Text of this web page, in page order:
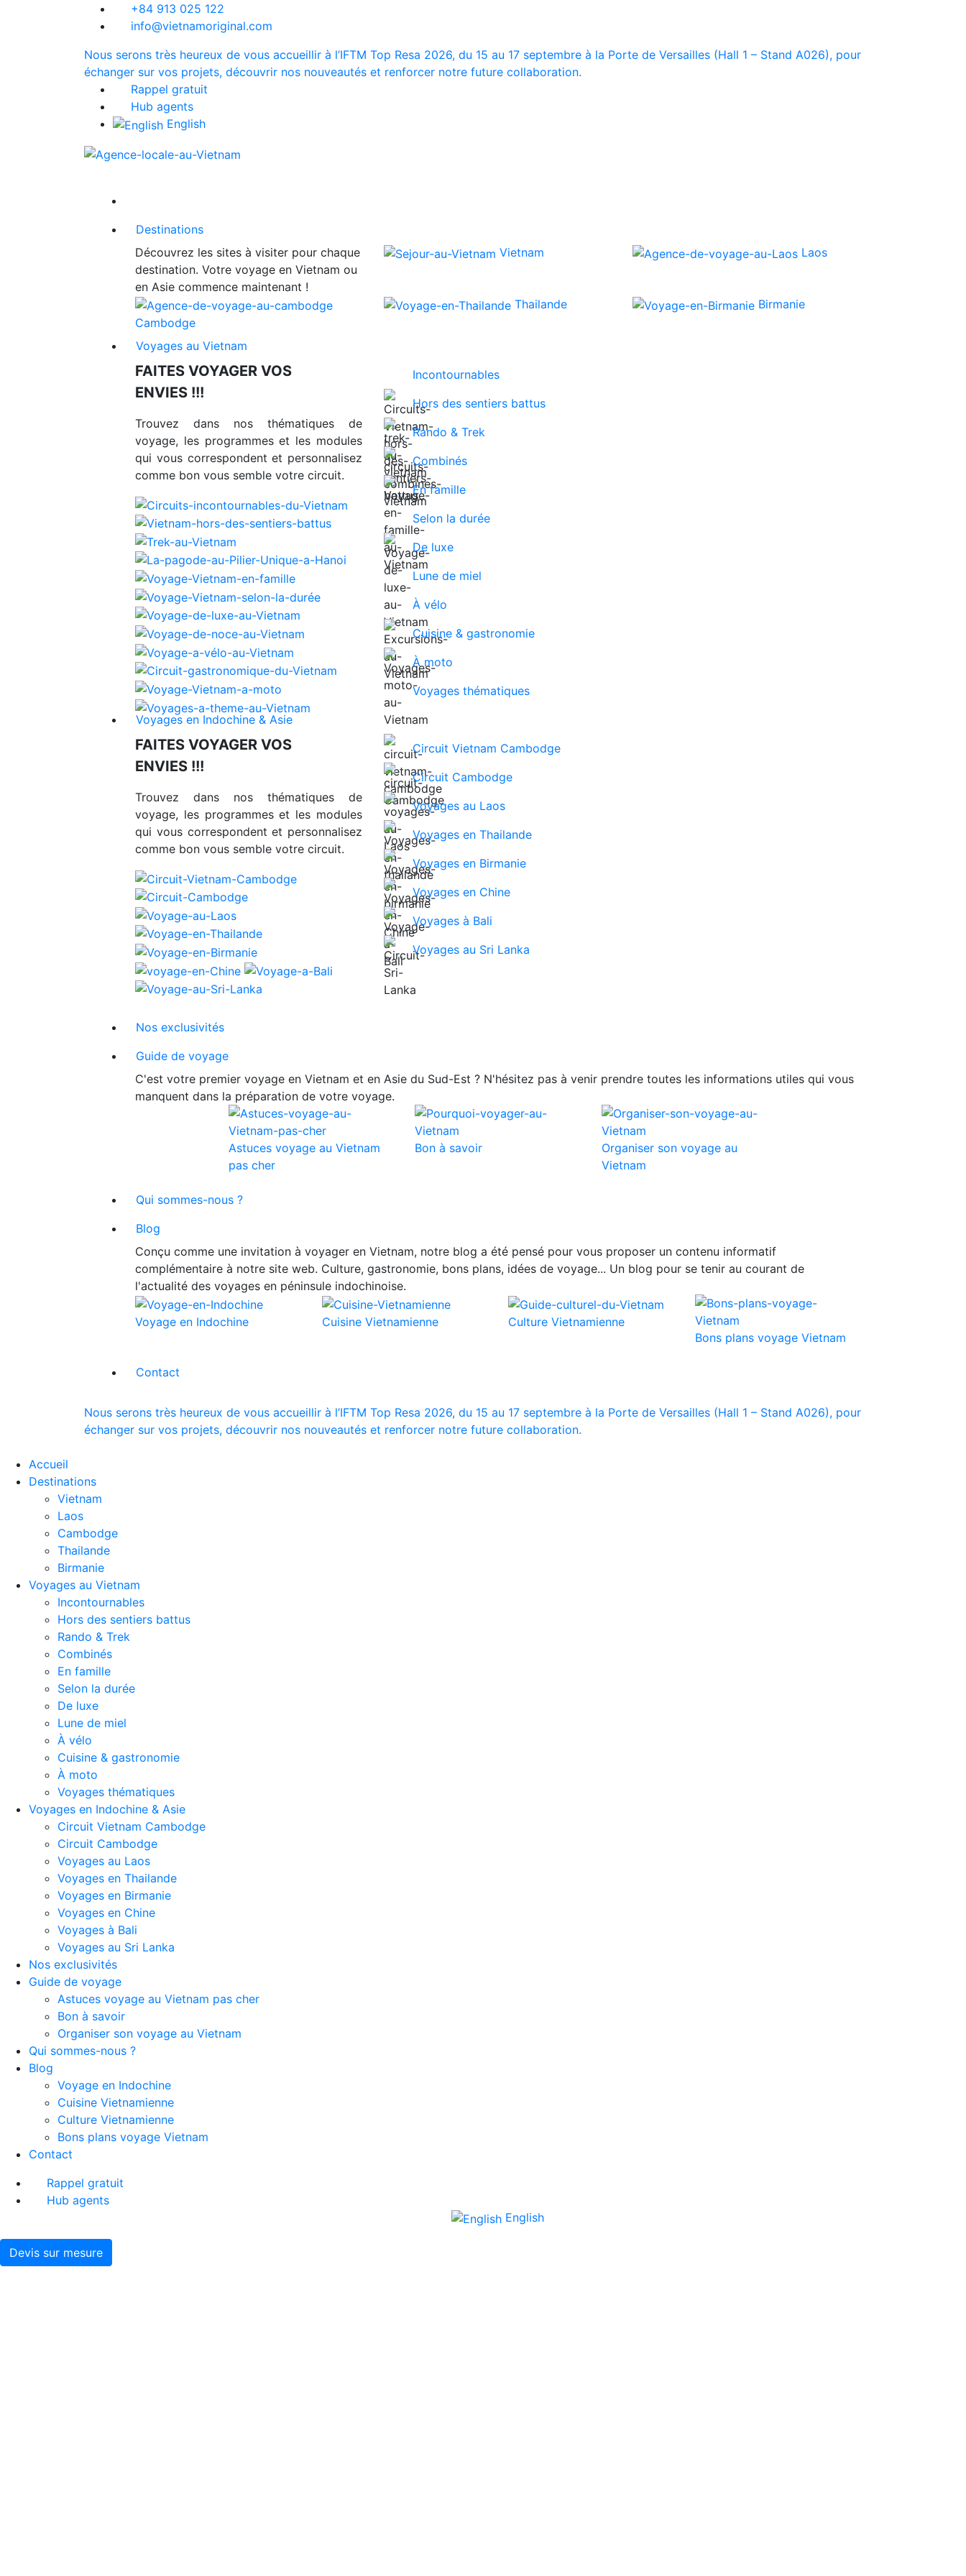
+84 913 025 122
info@vietnamoriginal.com
Nous serons très heureux de vous accueillir à l’IFTM Top Resa 2026, du 15 au 17 septembre à la Porte de Versailles (Hall 1 – Stand A026), pour
échanger sur vos projets, découvrir nos nouveautés et renforcer notre future collaboration.
Rappel gratuit
Hub agents
English
Destinations
Découvrez les sites à visiter pour chaque
destination. Votre voyage en Vietnam ou
en Asie commence maintenant !
Vietnam Laos
Cambodge
Thailande Birmanie
Voyages au Vietnam
FAITES VOYAGER VOS
ENVIES !!!
Trouvez dans nos thématiques de
voyage, les programmes et les modules
qui vous correspondent et personnalisez
comme bon vous semble votre circuit.
Incontournables
Hors des sentiers battus
Rando & Trek
Combinés
En famille
Selon la durée
De luxe
Lune de miel
À vélo
Cuisine & gastronomie
À moto
Voyages thématiques
Voyages en Indochine & Asie
FAITES VOYAGER VOS
ENVIES !!!
Trouvez dans nos thématiques de
voyage, les programmes et les modules
qui vous correspondent et personnalisez
comme bon vous semble votre circuit.
Circuit Vietnam Cambodge
Circuit Cambodge
Voyages au Laos
Voyages en Thailande
Voyages en Birmanie
Voyages en Chine
Voyages à Bali
Voyages au Sri Lanka
Nos exclusivités
Guide de voyage
C'est votre premier voyage en Vietnam et en Asie du Sud-Est ? N'hésitez pas à venir prendre toutes les informations utiles qui vous
manquent dans la préparation de votre voyage.
Astuces voyage au Vietnam
pas cher
Bon à savoir
Organiser son voyage au
Vietnam
Qui sommes-nous ?
Blog
Conçu comme une invitation à voyager en Vietnam, notre blog a été pensé pour vous proposer un contenu informatif
complémentaire à notre site web. Culture, gastronomie, bons plans, idées de voyage... Un blog pour se tenir au courant de
l'actualité des voyages en péninsule indochinoise.
Voyage en Indochine Cuisine Vietnamienne
Culture Vietnamienne
Bons plans voyage Vietnam
Contact
Nous serons très heureux de vous accueillir à l’IFTM Top Resa 2026, du 15 au 17 septembre à la Porte de Versailles (Hall 1 – Stand A026), pour
échanger sur vos projets, découvrir nos nouveautés et renforcer notre future collaboration.
Accueil
Destinations
Vietnam
Laos
Cambodge
Thailande
Birmanie
Voyages au Vietnam
Incontournables
Hors des sentiers battus
Rando & Trek
Combinés
En famille
Selon la durée
De luxe
Lune de miel
À vélo
Cuisine & gastronomie
À moto
Voyages thématiques
Voyages en Indochine & Asie
Circuit Vietnam Cambodge
Circuit Cambodge
Voyages au Laos
Voyages en Thailande
Voyages en Birmanie
Voyages en Chine
Voyages à Bali
Voyages au Sri Lanka
Nos exclusivités
Guide de voyage
Astuces voyage au Vietnam pas cher
Bon à savoir
Organiser son voyage au Vietnam
Qui sommes-nous ?
Blog
Voyage en Indochine
Cuisine Vietnamienne
Culture Vietnamienne
Bons plans voyage Vietnam
Contact
Rappel gratuit
Hub agents
English
Devis sur mesure